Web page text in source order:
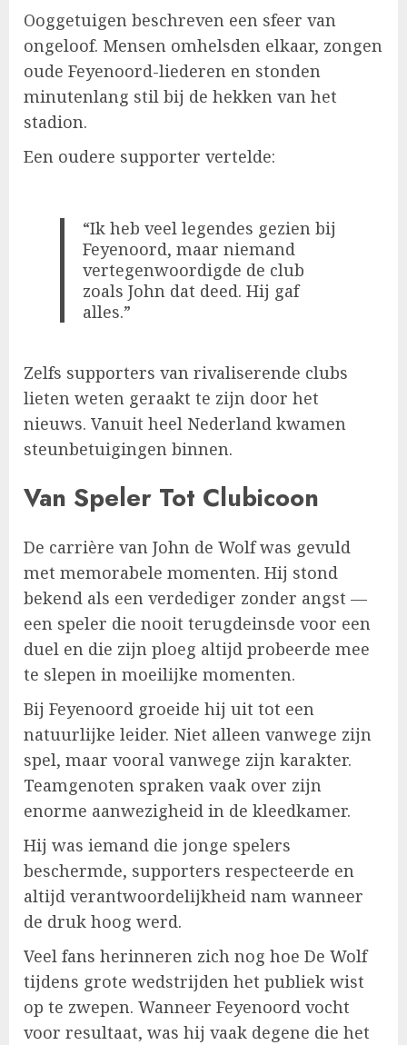
Ooggetuigen beschreven een sfeer van
ongeloof. Mensen omhelsden elkaar, zongen
oude Feyenoord-liederen en stonden
minutenlang stil bij de hekken van het
stadion.
Een oudere supporter vertelde:
“Ik heb veel legendes gezien bij
Feyenoord, maar niemand
vertegenwoordigde de club
zoals John dat deed. Hij gaf
alles.”
Zelfs supporters van rivaliserende clubs
lieten weten geraakt te zijn door het
nieuws. Vanuit heel Nederland kwamen
steunbetuigingen binnen.
Van Speler Tot Clubicoon
De carrière van John de Wolf was gevuld
met memorabele momenten. Hij stond
bekend als een verdediger zonder angst —
een speler die nooit terugdeinsde voor een
duel en die zijn ploeg altijd probeerde mee
te slepen in moeilijke momenten.
Bij Feyenoord groeide hij uit tot een
natuurlijke leider. Niet alleen vanwege zijn
spel, maar vooral vanwege zijn karakter.
Teamgenoten spraken vaak over zijn
enorme aanwezigheid in de kleedkamer.
Hij was iemand die jonge spelers
beschermde, supporters respecteerde en
altijd verantwoordelijkheid nam wanneer
de druk hoog werd.
Veel fans herinneren zich nog hoe De Wolf
tijdens grote wedstrijden het publiek wist
op te zwepen. Wanneer Feyenoord vocht
voor resultaat, was hij vaak degene die het